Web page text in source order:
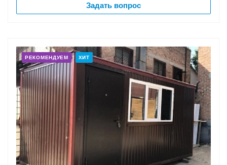
Задать вопрос
РЕКОМЕНДУЕМ ХИТ